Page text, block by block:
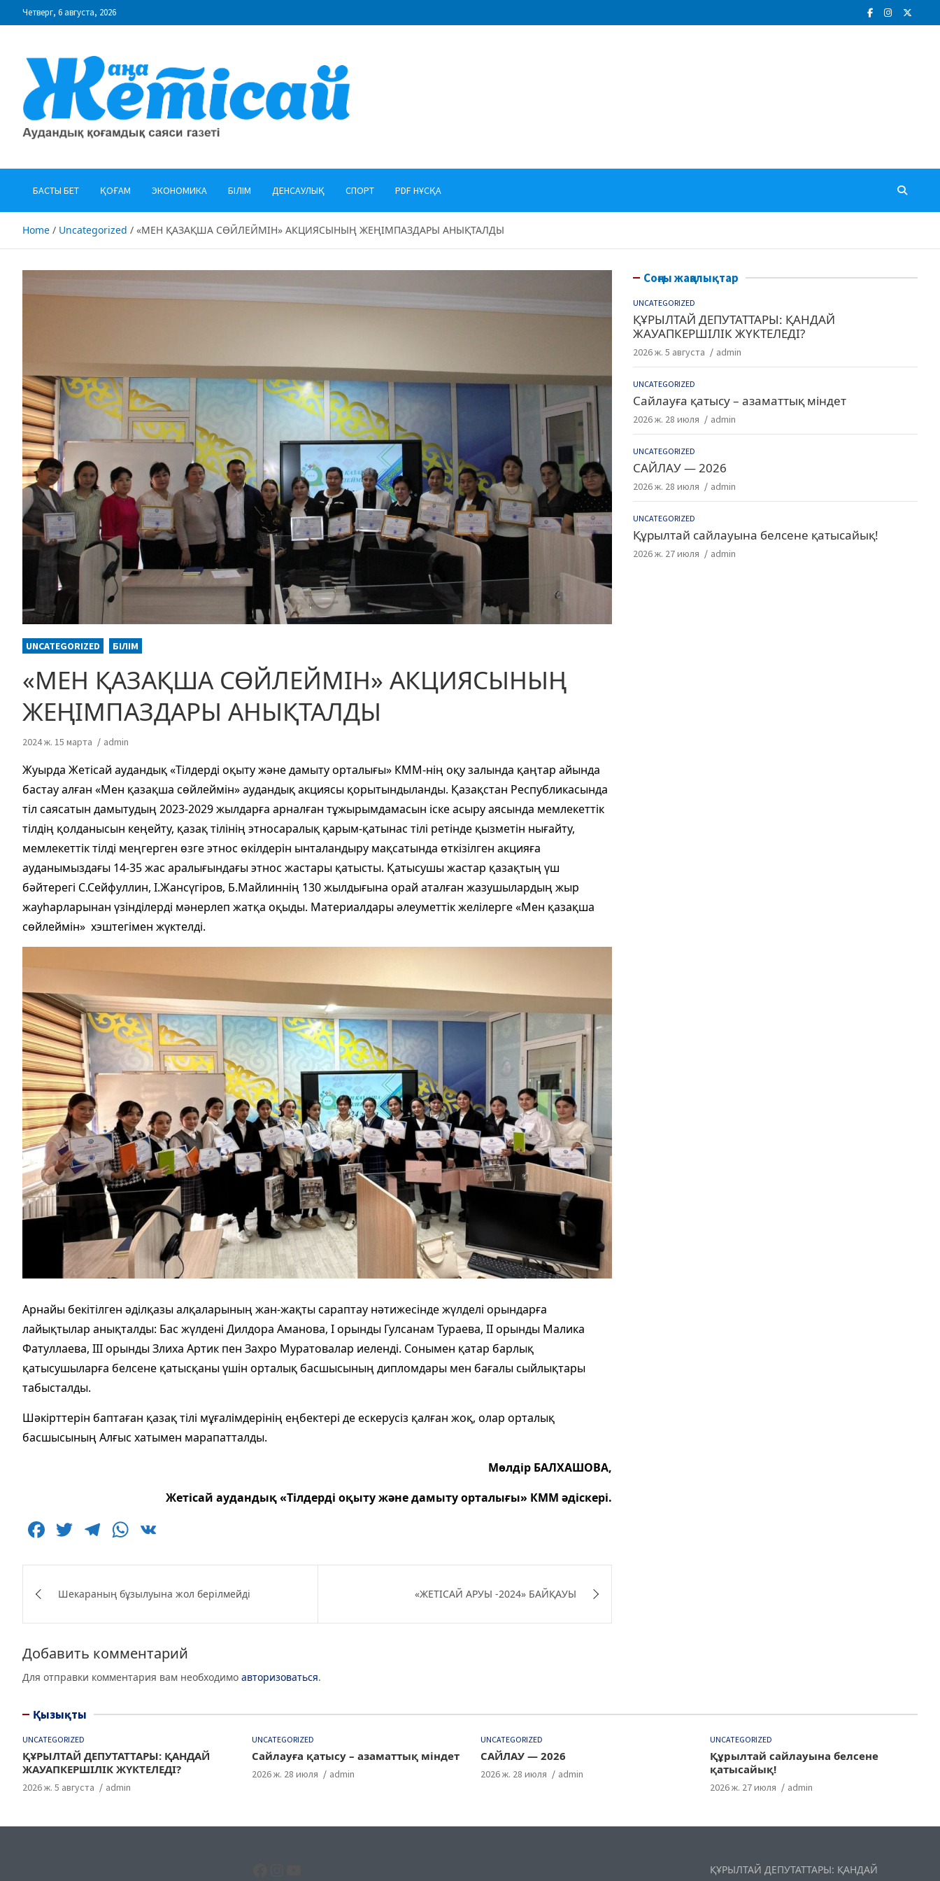
to
Четверг, 6 августа, 2026
"Жаңа Жетісай" газеті
БАСТЫ БЕТ ҚОҒАМ ЭКОНОМИКА БІЛІМ ДЕНСАУЛЫҚ СПОРТ PDF НҰСҚА
Home Uncategorized «МЕН ҚАЗАҚША СӨЙЛЕЙМІН» АКЦИЯСЫНЫҢ ЖЕҢІМПАЗДАРЫ АНЫҚТАЛДЫ
UNCATEGORIZED БІЛІМ
«МЕН ҚАЗАҚША СӨЙЛЕЙМІН» АКЦИЯСЫНЫҢ
ЖЕҢІМПАЗДАРЫ АНЫҚТАЛДЫ
2024 ж. 15 марта admin
Жуырда Жетісай аудандық «Тілдерді оқыту және дамыту орталығы» КММ-нің оқу залында қаңтар айында
бастау алған «Мен қазақша сөйлеймін» аудандық акциясы қорытындыланды. Қазақстан Республикасында
тіл саясатын дамытудың 2023-2029 жылдарға арналған тұжырымдамасын іске асыру аясында мемлекеттік
тілдің қолданысын кеңейту, қазақ тілінің этносаралық қарым-қатынас тілі ретінде қызметін нығайту,
мемлекеттік тілді меңгерген өзге этнос өкілдерін ынталандыру мақсатында өткізілген акцияға
ауданымыздағы 14-35 жас аралығындағы этнос жастары қатысты. Қатысушы жастар қазақтың үш
бәйтерегі С.Сейфуллин, І.Жансүгіров, Б.Майлиннің 130 жылдығына орай аталған жазушылардың жыр
жауһарларынан үзінділерді мәнерлеп жатқа оқыды. Материалдары әлеуметтік желілерге «Мен қазақша
сөйлеймін» хэштегімен жүктелді.
Арнайы бекітілген әділқазы алқаларының жан-жақты сараптау нәтижесінде жүлделі орындарға
лайықтылар анықталды: Бас жүлдені Дилдора Аманова, І орынды Гулсанам Тураева, ІІ орынды Малика
Фатуллаева, ІІІ орынды Злиха Артик пен Захро Муратовалар иеленді. Сонымен қатар барлық
қатысушыларға белсене қатысқаны үшін орталық басшысының дипломдары мен бағалы сыйлықтары
табысталды.
Шәкірттерін баптаған қазақ тілі мұғалімдерінің еңбектері де ескерусіз қалған жоқ, олар орталық
басшысының Алғыс хатымен марапатталды.
Мөлдір БАЛХАШОВА,
Жетісай аудандық «Тілдерді оқыту және дамыту орталығы» КММ әдіскері.
F
c
e
b
o
o
k
T
itt
er
T
e
g
ra
W
at
s
A
p
по
Шекараның бұзылуына жол берілмейді «ЖЕТІСАЙ АРУЫ -2024» БАЙҚАУЫ
Добавить комментарий
Для отправки комментария вам необходимо авторизоваться.
Соңғы жаңалықтар
UNCATEGORIZED
ҚҰРЫЛТАЙ ДЕПУТАТТАРЫ: ҚАНДАЙ
ЖАУАПКЕРШІЛІК ЖҮКТЕЛЕДІ?
2026 ж. 5 августа admin
UNCATEGORIZED
Сайлауға қатысу – азаматтық міндет
2026 ж. 28 июля admin
UNCATEGORIZED
САЙЛАУ — 2026
2026 ж. 28 июля admin
UNCATEGORIZED
Құрылтай сайлауына белсене қатысайық!
2026 ж. 27 июля admin
Қызықты
UNCATEGORIZED
ҚҰРЫЛТАЙ ДЕПУТАТТАРЫ: ҚАНДАЙ
ЖАУАПКЕРШІЛІК ЖҮКТЕЛЕДІ?
2026 ж. 5 августа admin
UNCATEGORIZED
Сайлауға қатысу – азаматтық міндет
2026 ж. 28 июля admin
UNCATEGORIZED
САЙЛАУ — 2026
2026 ж. 28 июля admin
UNCATEGORIZED
Құрылтай сайлауына белсене
қатысайық!
2026 ж. 27 июля admin
ҚҰРЫЛТАЙ ДЕПУТАТТАРЫ: ҚАНДАЙ